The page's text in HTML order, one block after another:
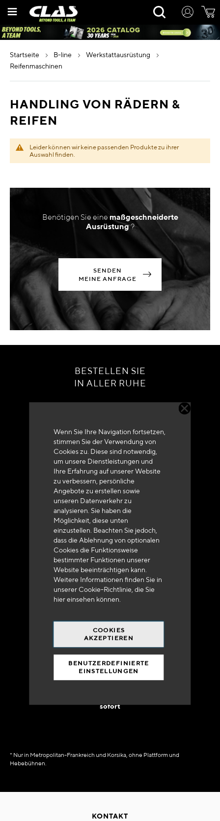
Wenn Sie Ihre Navigation fortsetzen,
stimmen Sie der Verwendung von
Cookies zu. Diese sind notwendig,
um unsere Dienstleistungen und
Ihre Erfahrung auf unserer Website
zu verbessern, persönliche
Angebote zu erstellen sowie
unseren Datenverkehr zu
analysieren. Sie haben die
Möglichkeit, diese unten
einzustellen. Beachten Sie jedoch,
dass die Ablehnung von optionalen
Cookies die Funktionsweise
bestimmter Funktionen unserer
Website beeinträchtigen kann.
Weitere Informationen finden Sie in
unserer Cookie-Richtlinie, die Sie
hiereinsehen können.
COOKIES
AKZEPTIEREN
BENUTZERDEFINIERTE
EINSTELLUNGEN
Inhalt
Rechercher
startseite b-line
werkstattausrüstung
reifenmaschinen
HANDLING VON RÄDERN &
REIFEN
Leider können wir keine passenden Produkte zu ihrer
Auswahl finden.
Benötigen Sie einemaßgeschneiderte
Ausrüstung?
SENDEN
MEINE ANFRAGE
BESTELLEN SIE
IN ALLER RUHE
Kundenservice
+33 (0)4 79 72 62 22 Drücken 1
Lieferung innerhalb von 48 bis 72 Stunden in
Metropolitan-Frankreich
sofort
* Nur in Metropolitan-Frankreich und Korsika, ohne Plattform und
Hebebühnen.
KONTAKT